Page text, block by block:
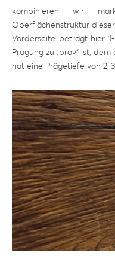
kombinieren wir
Oberflächenstruktur
Vorderseite beträgt hier
Prägung zu „brav“ ist,
hat eine Prägetiefe von 2-